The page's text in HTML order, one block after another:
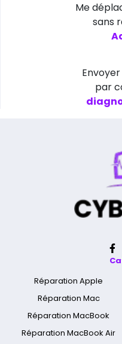
Me
sans
par
Réparation Apple
Réparation Mac
Réparation MacBook
Réparation MacBook Air